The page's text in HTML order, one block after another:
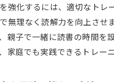
強化するには、適切なトレ
無理なく読解力を向上さ
親子で一緒に読書の時間を
家庭でも実践できるトレー